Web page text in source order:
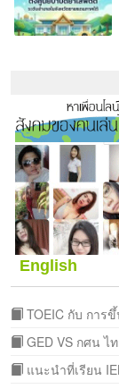
English
TOEIC กับ การ
GED VS กศน ไ
แนะนำที่เรียน